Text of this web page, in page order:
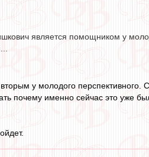
является помощником у
у молодого перспективного.
почему именно сейчас это уже